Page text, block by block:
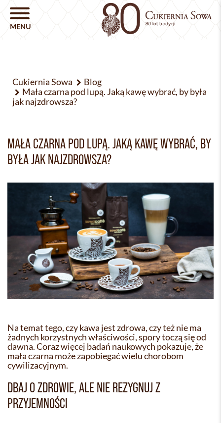
Cukiernia Sowa
Blog
Mała czarna pod lupą. Jaką kawę wybrać, by była
jak najzdrowsza?
MAŁA CZARNA POD LUPĄ. JAKĄ KAWĘ WYBRAĆ, BY
BYŁA JAK NAJZDROWSZA?
Na temat tego, czy kawa jest zdrowa, czy też nie ma
żadnych korzystnych właściwości, spory toczą się od
dawna. Coraz więcej badań naukowych pokazuje, że
mała czarna może zapobiegać wielu chorobom
cywilizacyjnym.
DBAJ O ZDROWIE, ALE NIE REZYGNUJ Z
PRZYJEMNOŚCI